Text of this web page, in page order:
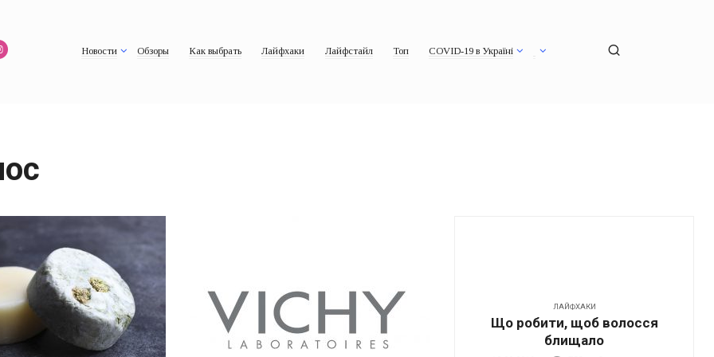
Новости Обзоры Как выбрать Лайфхаки Лайфстайл Топ COVID-19 в Україні
ЛАЙФХАКИ
Що робити, щоб волосся
блищало